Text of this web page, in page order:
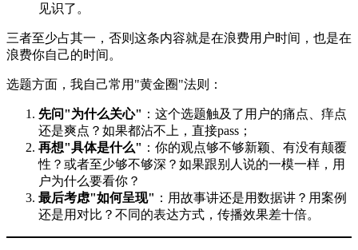
见识了。
三者至少占其一，否则这条内容就是在浪费用户时间，也是在
浪费你自己的时间。
选题方面，我自己常用"黄金圈"法则：
先问"为什么关心" ：这个选题触及了用户的痛点、痒点
还是爽点？如果都沾不上，直接pass；
再想"具体是什么" ：你的观点够不够新颖、有没有颠覆
性？或者至少够不够深？如果跟别人说的一模一样，用
户为什么要看你？
最后考虑"如何呈现" ：用故事讲还是用数据讲？用案例
还是用对比？不同的表达方式，传播效果差十倍。